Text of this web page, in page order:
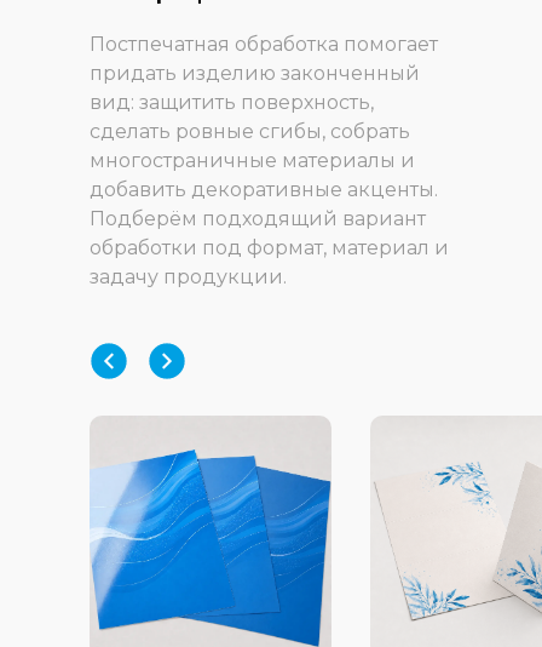
Постпечатная обработка помогает
придать изделию законченный
вид: защитить поверхность,
сделать ровные сгибы, собрать
многостраничные материалы и
добавить декоративные акценты.
Подберём подходящий вариант
обработки под формат, материал и
задачу продукции.